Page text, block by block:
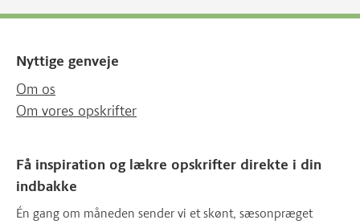
Nyttige genveje
Om os
Om vores opskrifter
Få inspiration og lækre opskrifter direkte i din
indbakke
Én gang om måneden sender vi et skønt, sæsonpræget